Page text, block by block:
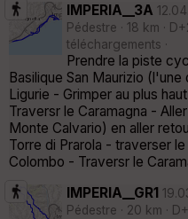
IMPERIA__3A
Pédestre · 18 km ·
téléchargements ·
Prendre la piste
Basilique San Maurizio
Ligurie - Grimper au plus
Traversr le Caramagna -
Monte Calvario) en aller
Torre di Prarola - traverser
Colombo - Traversr le
IMPERIA__GR1
Pédestre · 20 km ·